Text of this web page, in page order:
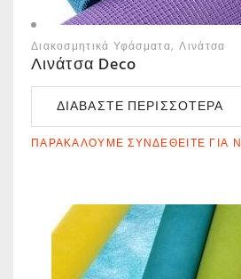
Διακοσμητικά Υφάσματα Λινάτσα
Λινάτσα Deco
ΔΙΑΒΆΣΤΕ ΠΕΡΙΣΣΌΤΕΡΑ
ΠΑΡΑΚΑΛΟΎΜΕ ΣΥΝΔΕΘΕΊΤΕ ΓΙΑ